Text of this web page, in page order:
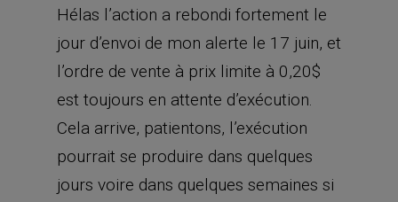
Hélas l’action a rebondi fortement le
jour d’envoi de mon alerte le 17 juin, et
l’ordre de vente à prix limite à 0,20$
est toujours en attente d’exécution.
Cela arrive, patientons, l’exécution
pourrait se produire dans quelques
jours voire dans quelques semaines si